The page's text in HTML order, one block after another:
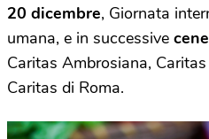
20 dicembre, Giornata
umana, e in successive
Caritas Ambrosiana,
Caritas di Roma.